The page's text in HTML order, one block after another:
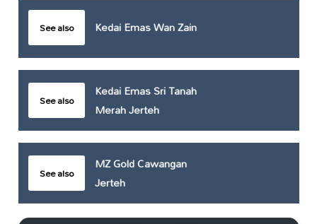
See also Kedai Emas Wan Zain
See also
Kedai Emas Sri Tanah
Merah Jerteh
See also
MZ Gold Cawangan
Jerteh